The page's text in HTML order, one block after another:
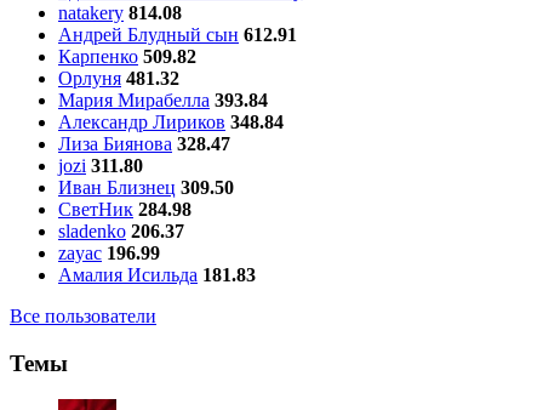
natakery 814.08
Андрей Блудный сын 612.91
Карпенко 509.82
Орлуня 481.32
Мария Мирабелла 393.84
Александр Лириков 348.84
Лиза Биянова 328.47
jozi 311.80
Иван Близнец 309.50
СветНик 284.98
sladenko 206.37
zayac 196.99
Амалия Исильда 181.83
Все пользователи
Темы